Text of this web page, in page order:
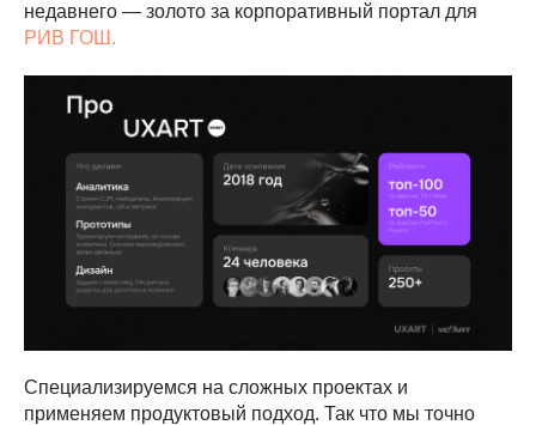
недавнего — золото за корпоративный портал для
РИВ ГОШ.
Специализируемся на сложных проектах и
применяем продуктовый подход. Так что мы точно